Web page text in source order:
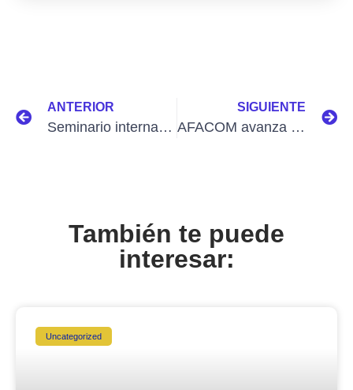
ANTERIOR
Seminario internacional REACT: nuevas perspectivas sobre activismo, comunicación y participación en el Sur Global
SIGUIENTE
AFACOM avanza en la construcción de su hoja de ruta para el periodo 2026-2028
También te puede
interesar:
Uncategorized